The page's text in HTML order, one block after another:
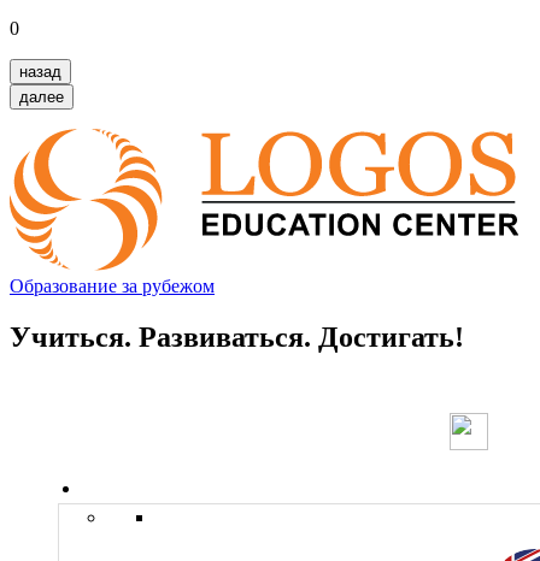
0
назад
далее
Образование за рубежом
Учиться. Развиваться. Достигать!